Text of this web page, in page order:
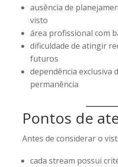
ausência de
visto
área profissional com
dificuldade de atingir
futuros
dependência exclusiva
permanência
Pontos de
Antes de considerar o
cada stream possui